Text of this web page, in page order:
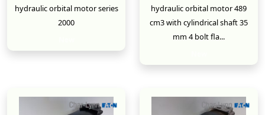
hydraulic orbital motor series
2000
hydraulic orbital motor 489
cm3 with cylindrical shaft 35
mm 4 bolt fla...